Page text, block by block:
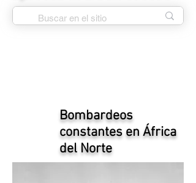
Bombardeos
constantes en África
del Norte